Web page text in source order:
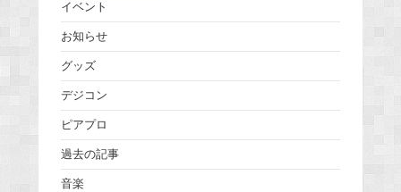
イベント
お知らせ
グッズ
デジコン
ピアプロ
過去の記事
音楽